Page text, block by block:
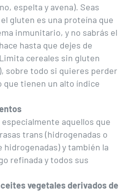
espelta y avena). Seas
gluten es una proteína que
inmunitario, y no sabrás el
hasta que dejes de
cereales sin gluten
sobre todo si quieres perder
que tienen un alto índice
especialmente aquellos que
trans (hidrogenadas o
hidrogenadas) y también la
refinada y todos sus
vegetales derivados de